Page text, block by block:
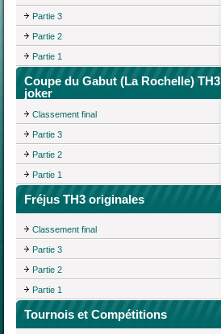
Partie 3
Partie 2
Partie 1
Coupe du Gabut (La Rochelle) TH3
joker
Classement final
Partie 3
Partie 2
Partie 1
Fréjus TH3 originales
Classement final
Partie 3
Partie 2
Partie 1
Tournois et Compétitions